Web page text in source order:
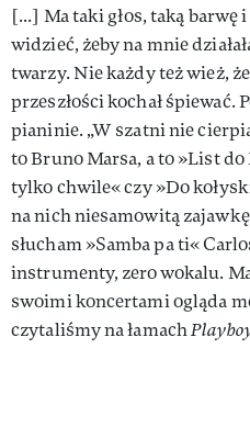
[...] Ma taki głos, taką barwę
widzieć, żeby na mnie
twarzy. Nie każdy też wież,
przeszłości kochał śpiewać.
pianinie. „W szatni nie
to Bruno Marsa, a to »List
tylko chwile« czy »Do
na nich niesamowitą
słucham »Samba pa ti«
instrumenty, zero wokalu.
swoimi koncertami ogląda
czytaliśmy na łamach